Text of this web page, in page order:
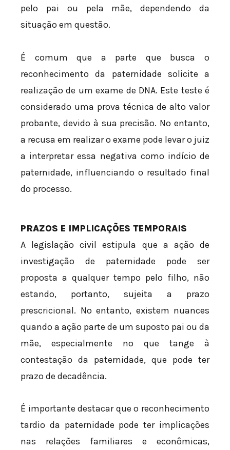
pelo pai ou pela mãe, dependendo da
situação em questão.
É comum que a parte que busca o
reconhecimento da paternidade solicite a
realização de um exame de DNA. Este teste é
considerado uma prova técnica de alto valor
probante, devido à sua precisão. No entanto,
a recusa em realizar o exame pode levar o juiz
a interpretar essa negativa como indício de
paternidade, influenciando o resultado final
do processo.
PRAZOS E IMPLICAÇÕES TEMPORAIS
A legislação civil estipula que a ação de
investigação de paternidade pode ser
proposta a qualquer tempo pelo filho, não
estando, portanto, sujeita a prazo
prescricional. No entanto, existem nuances
quando a ação parte de um suposto pai ou da
mãe, especialmente no que tange à
contestação da paternidade, que pode ter
prazo de decadência.
É importante destacar que o reconhecimento
tardio da paternidade pode ter implicações
nas relações familiares e econômicas,